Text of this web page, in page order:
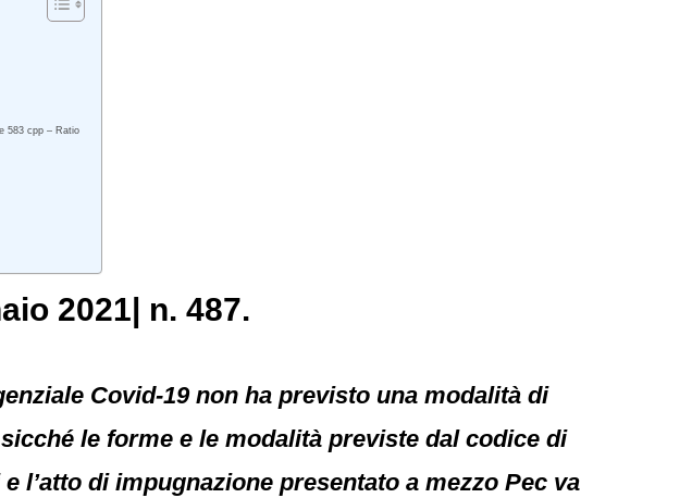
583 cpp – Ratio
2021| n. 487.
Covid-19 non ha previsto una modalità di
le forme e le modalità previste dal codice di
l’atto di impugnazione presentato a mezzo Pec va